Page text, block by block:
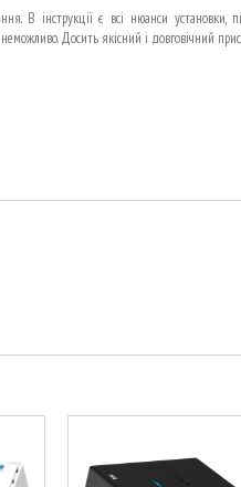
В інструкції є всі нюанси установки,
Досить якісний і довговічний